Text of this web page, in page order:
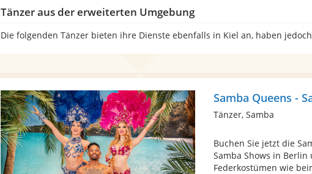
Tänzer aus der erweiterten Umgebung
Die folgenden Tänzer bieten ihre Dienste ebenfalls in Kiel an, haben
Samba Queens -
Tänzer, Samba
Buchen Sie jetzt die
Samba Shows in
Federkostümen wie